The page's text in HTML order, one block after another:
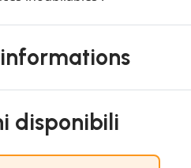
disponibili